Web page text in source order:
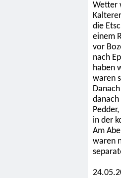
Wetter
die
einem
vor
nach
haben
waren
in der
Am
waren